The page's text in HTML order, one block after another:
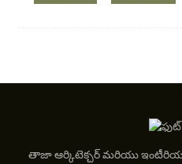
తాజా ఆర్కిటెక్చర్ మరియు